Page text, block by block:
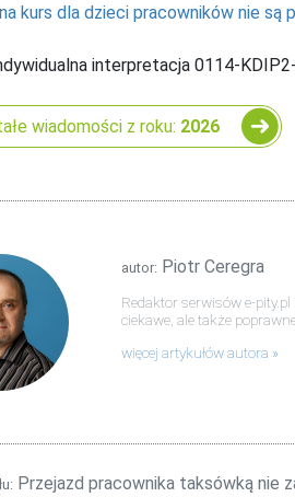
kurs dla dzieci pracowników nie są
interpretacja 0114-
wiadomości z roku: 2026
autor: Piotr Ceregra
Redaktor serwisów e-
ciekawe, ale także
więcej artykułów autora
Przejazd pracownika taksówką nie